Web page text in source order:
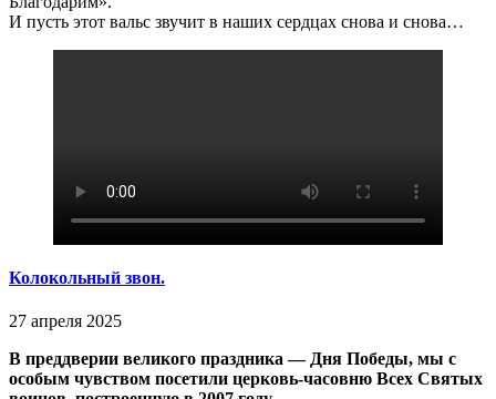
И пусть этот вальс звучит в наших сердцах снова и снова…
Колокольный звон.
27 апреля 2025
В преддверии великого праздника — Дня Победы, мы с
особым чувством посетили церковь-часовню Всех Святых